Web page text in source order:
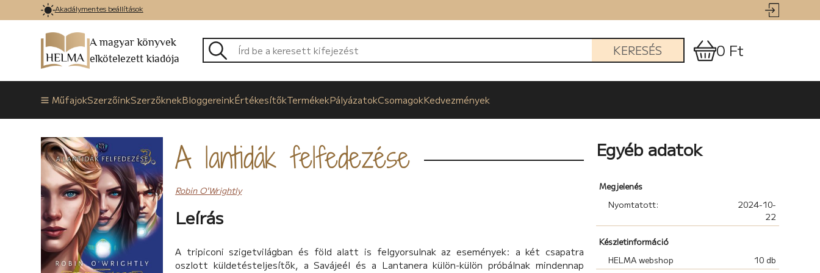
Akadálymentes beállítások
A magyar könyvek
elkötelezett kiadója
KERESÉS 0 Ft
MűfajokSzerzőinkSzerzőknekBloggereinkÉrtékesítőkTermékekPályázatokCsomagokKedvezmények
A lantidák felfedezése
Robin O'Wrightly
Leírás
A tripiconi szigetvilágban és föld alatt is felgyorsulnak az események: a két csapatra
oszlott küldetésteljesítők, a Savájeél és a Lantanera külön-külön próbálnak mindennap
Egyéb adatok
Megjelenés
Nyomtatott:
2024-10-
22
Készletinformáció
HELMA webshop
10 db